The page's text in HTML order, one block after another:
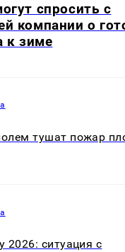
спросить с
компании о
к зиме
тушат пожар
ситуация с